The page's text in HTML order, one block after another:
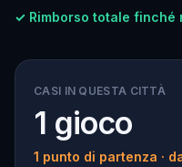
✓ Rimborso totale finché
CASI IN QUESTA CITTÀ
1 gioco
1 punto di partenza ·